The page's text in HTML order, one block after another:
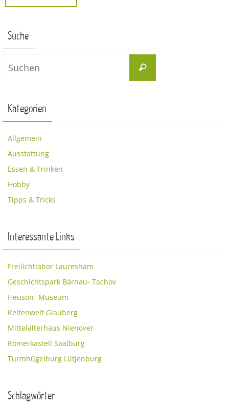
Suche
Suchen
Kategorien
Allgemein
Ausstattung
Essen & Trinken
Hobby
Tipps & Tricks
Interessante Links
Freilichtlabor Lauresham
Geschichtspark Bärnau- Tachov
Heuson- Museum
Keltenwelt Glauberg
Mittelalterhaus Nienover
Römerkastell Saalburg
Turmhügelburg Lütjenburg
Schlagwörter